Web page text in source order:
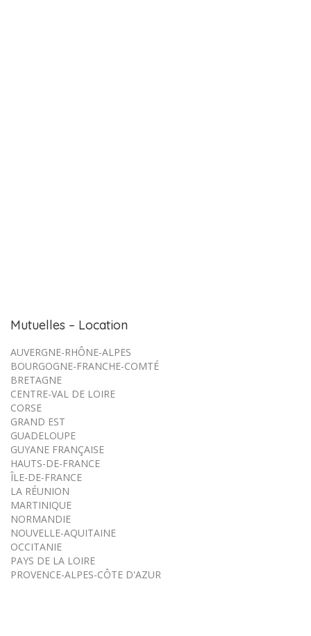
Mutuelles – Location
AUVERGNE-RHÔNE-ALPES
BOURGOGNE-FRANCHE-COMTÉ
BRETAGNE
CENTRE-VAL DE LOIRE
CORSE
GRAND EST
GUADELOUPE
GUYANE FRANÇAISE
HAUTS-DE-FRANCE
ÎLE-DE-FRANCE
LA RÉUNION
MARTINIQUE
NORMANDIE
NOUVELLE-AQUITAINE
OCCITANIE
PAYS DE LA LOIRE
PROVENCE-ALPES-CÔTE D'AZUR